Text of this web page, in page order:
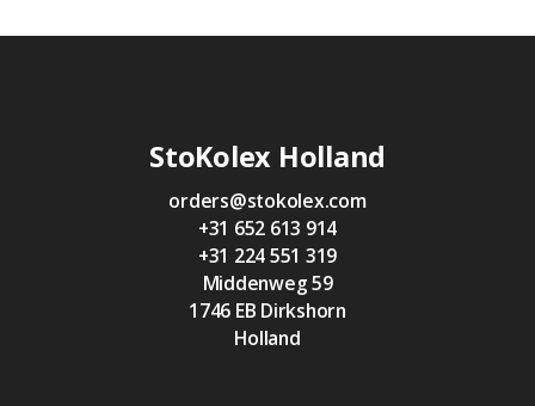
StoKolex Holland
orders@stokolex.com
+31 652 613 914
+31 224 551 319
Middenweg 59
1746 EB Dirkshorn
Holland